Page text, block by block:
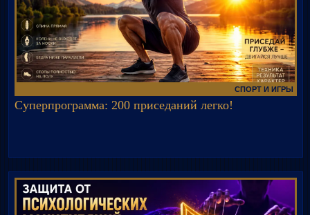
СПОРТ И ИГРЫ
Суперпрограмма: 200 приседаний легко!